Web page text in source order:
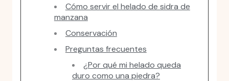
Cómo servir el helado de sidra de
manzana
Conservación
Preguntas frecuentes
¿Por qué mi helado queda
duro como una piedra?